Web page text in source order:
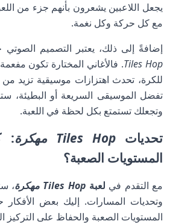
يجعل اللاعبين يشعرون بأنهم جزء من
مع كل حركة وكل نغمة.
إضافةً إلى ذلك، يعتبر التصميم الصوتي
Tiles Hop. فالأغاني المختارة تكون
للكرة، تحدث اهتزازات موسيقية تزيد
تفضل الموسيقى السريعة أو البطيئة،
وتجعلك تستمتع بكل لحظة في اللعبة.
تحدياتTiles Hop مهكرة
:
المستويات الصعبة؟
مع التقدم في لعبة Tiles Hop مهكرة
،
وتحديات المسارات. إليك بعض
المستويات الصعبة والحفاظ على التركيز